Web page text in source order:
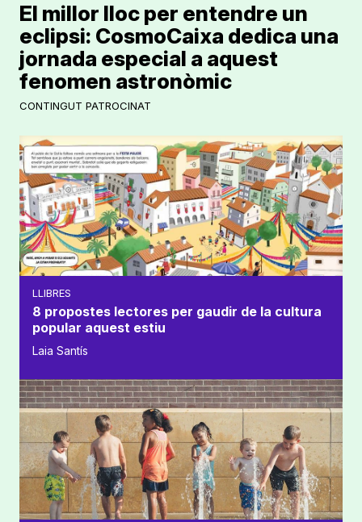
CONTINGUT PATROCINAT
El millor lloc per entendre un
eclipsi: CosmoCaixa dedica una
jornada especial a aquest
fenomen astronòmic
LLIBRES
8 propostes lectores per gaudir de la cultura
popular aquest estiu
Laia Santís